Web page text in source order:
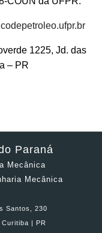
1225, Jd. das
– PR
Paraná
Mecânica
Mecânica
Santos, 230
| PR